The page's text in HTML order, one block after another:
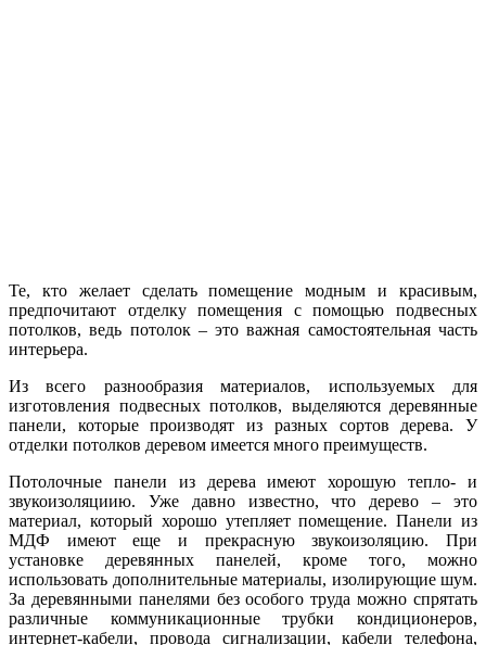
Те, кто желает сделать помещение модным и красивым,
предпочитают отделку помещения с помощью подвесных
потолков, ведь потолок – это важная самостоятельная часть
интерьера.
Из всего разнообразия материалов, используемых для
изготовления подвесных потолков, выделяются деревянные
панели, которые производят из разных сортов дерева. У
отделки потолков деревом имеется много преимуществ.
Потолочные панели из дерева имеют хорошую тепло- и
звукоизоляциию. Уже давно известно, что дерево – это
материал, который хорошо утепляет помещение. Панели из
МДФ имеют еще и прекрасную звукоизоляцию. При
установке деревянных панелей, кроме того, можно
использовать дополнительные материалы, изолирующие шум.
За деревянными панелями без особого труда можно спрятать
различные коммуникационные трубки кондиционеров,
интернет-кабели, провода сигнализации, кабели телефона,